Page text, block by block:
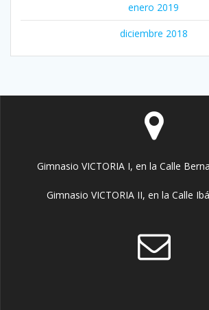
enero 2019
diciembre 2018
Gimnasio VICTORIA I, en la Calle
Gimnasio VICTORIA II, en la Calle